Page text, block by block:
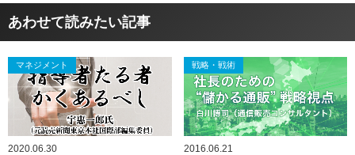
あわせて読みたい記事
マネジメント
2020.06.30
戦略・戦術
2016.06.21